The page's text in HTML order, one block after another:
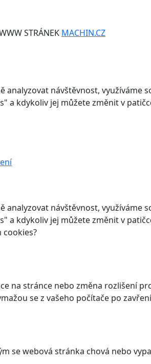
STRÁNEK MACHIN.CZ
návštěvnost, využíváme
a kdykoliv jej můžete změnit v
návštěvnost, využíváme
a kdykoliv jej můžete změnit v
cookies?
na stránce nebo změna rozlišení
se z vašeho počítače po
se webová stránka chová nebo